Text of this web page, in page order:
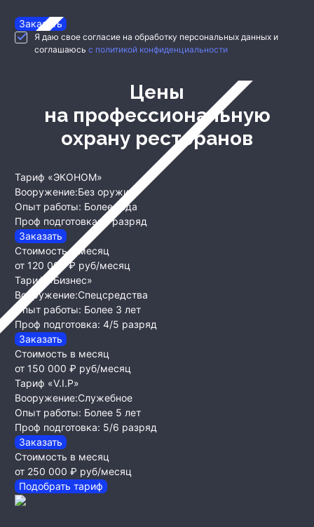
Заказать
Я даю свое согласие на обработку персональных данных и
соглашаюсь с политикой конфиденциальности
Цены
на профессиональную
охрану ресторанов
Тариф «ЭКОНОМ»
Вооружение:Без оружия
Опыт работы: Более года
Проф подготовка: 4 разряд
Заказать
Стоимость в месяц
от 120 000 ₽ руб/месяц
Тариф «Бизнес»
Вооружение:Спецсредства
Опыт работы: Более 3 лет
Проф подготовка: 4/5 разряд
Заказать
Стоимость в месяц
от 150 000 ₽ руб/месяц
Тариф «V.I.P»
Вооружение:Служебное
Опыт работы: Более 5 лет
Проф подготовка: 5/6 разряд
Заказать
Стоимость в месяц
от 250 000 ₽ руб/месяц
Подобрать тариф